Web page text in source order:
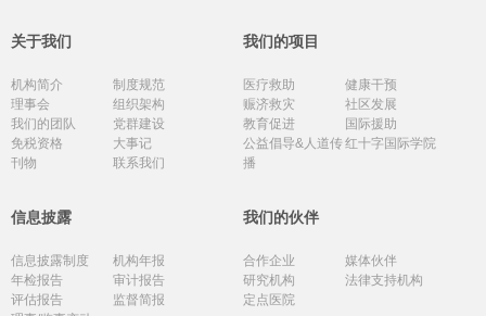
关于我们
机构简介
制度规范
理事会
组织架构
我们的团队
党群建设
免税资格
大事记
刊物
联系我们
我们的项目
医疗救助
健康干预
赈济救灾
社区发展
教育促进
国际援助
公益倡导&人道传
播
红十字国际学院
信息披露
信息披露制度
机构年报
年检报告
审计报告
评估报告
监督简报
我们的伙伴
合作企业
媒体伙伴
研究机构
法律支持机构
定点医院